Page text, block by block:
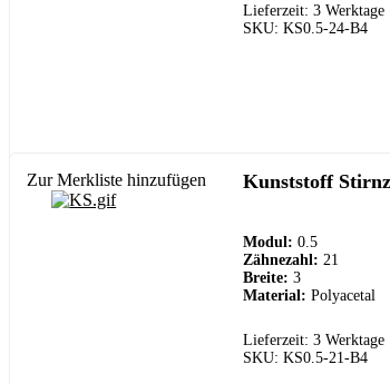
Lieferzeit: 3 Werktage
SKU: KS0.5-24-B4
Zur Merkliste hinzufügen Kunststoff
Modul: 0.5
Zähnezahl: 21
Breite: 3
Material: Polyacetal
Lieferzeit: 3 Werktage
SKU: KS0.5-21-B4